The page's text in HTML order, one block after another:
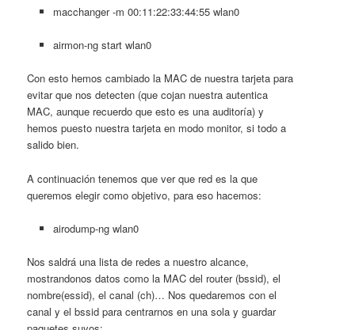
macchanger -m 00:11:22:33:44:55 wlan0
airmon-ng start wlan0
Con esto hemos cambiado la MAC de nuestra tarjeta para
evitar que nos detecten (que cojan nuestra autentica
MAC, aunque recuerdo que esto es una auditoría) y
hemos puesto nuestra tarjeta en modo monitor, si todo a
salido bien.
A continuación tenemos que ver que red es la que
queremos elegir como objetivo, para eso hacemos:
airodump-ng wlan0
Nos saldrá una lista de redes a nuestro alcance,
mostrandonos datos como la MAC del router (bssid), el
nombre(essid), el canal (ch)… Nos quedaremos con el
canal y el bssid para centrarnos en una sola y guardar